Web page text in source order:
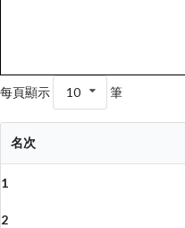
每頁顯示 10 筆
名次
1
2